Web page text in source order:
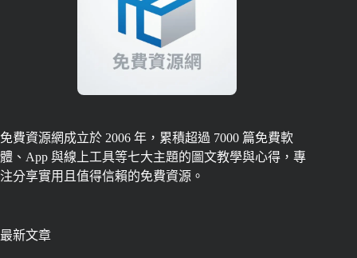
免費資源網成立於 2006 年，累積超過 7000 篇免費軟
體、App 與線上工具等七大主題的圖文教學與心得，專
注分享實用且值得信賴的免費資源。
最新文章